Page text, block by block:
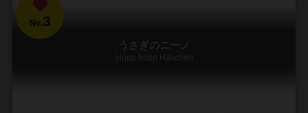
No.3
うさぎのニーノ
Hopp hopp Häschen